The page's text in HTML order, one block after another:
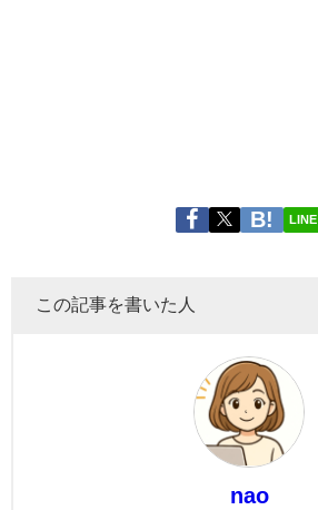
LINE
この記事を書いた人
nao